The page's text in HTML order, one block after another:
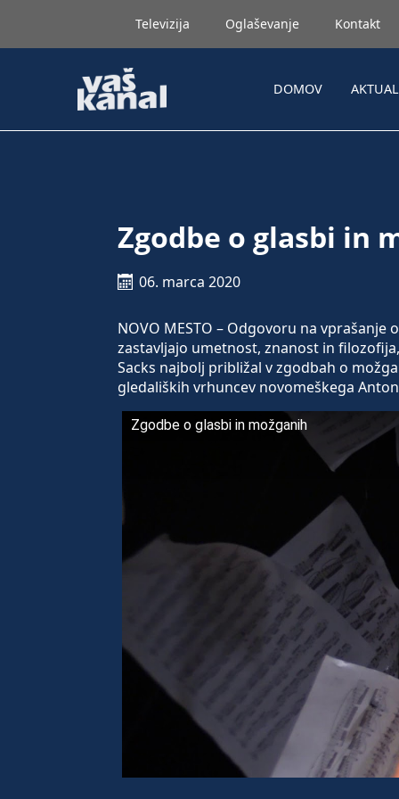
Televizija Oglaševanje Kontakt
DOMOV
Zgodbe o glasbi in
06. marca 2020
NOVO MESTO – Odgovoru na vprašanje
zastavljajo umetnost, znanost in
Sacks najbolj približal v zgodbah o
gledaliških vrhuncev novomeškega
Zgodbe o glasbi in možganih